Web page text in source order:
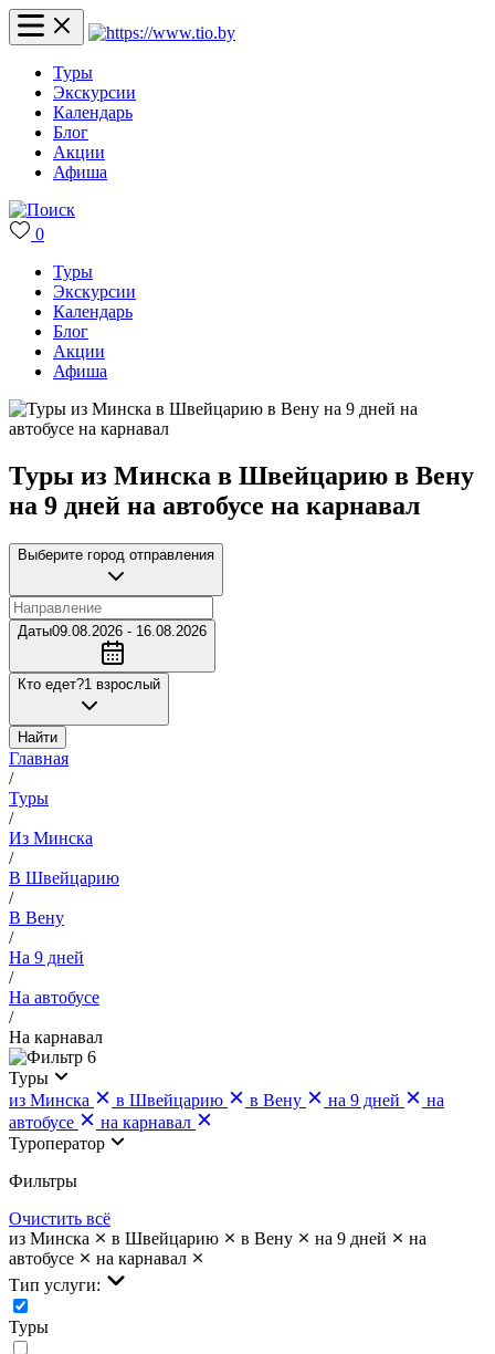
Туры
Экскурсии
Календарь
Блог
Акции
Афиша
0
Туры
Экскурсии
Календарь
Блог
Акции
Афиша
Туры из Минска в Швейцарию в Вену
на 9 дней на автобусе на карнавал
Выберите город отправления
Даты09.08.2026 - 16.08.2026
Кто едет?1 взрослый
Найти
Главная
/
Туры
/
Из Минска
/
В Швейцарию
/
В Вену
/
На 9 дней
/
На автобусе
/
На карнавал
6
Туры
из Минска
в Швейцарию в Вену на 9 дней
на
автобусе
на карнавал
Туроператор
Фильтры
Очистить всё
из Минска
в Швейцарию в Вену на 9 дней
на
автобусе
на карнавал
Тип услуги:
Туры